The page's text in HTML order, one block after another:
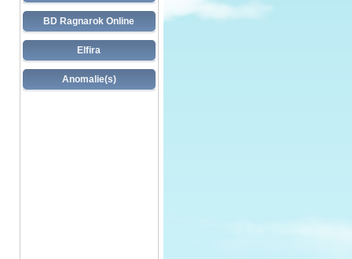
BD Ragnarok Online
Elfira
Anomalie(s)